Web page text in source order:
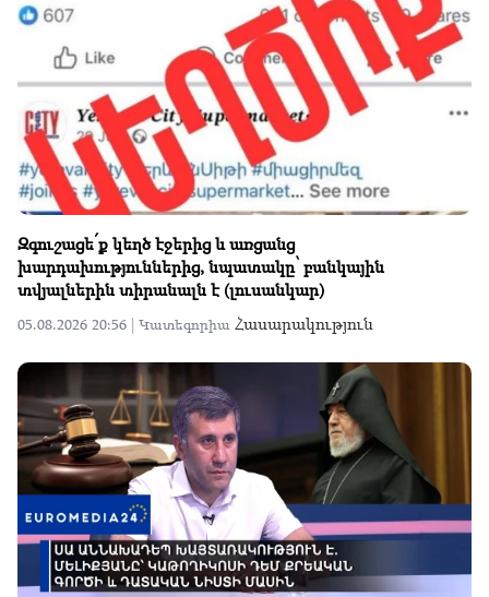
Զգուշացե՛ք կեղծ էջերից և առցանց
խարդախություններից, նպատակը՝ բանկային
տվյալներին տիրանալն է (լուսանկար)
05.08.2026 20:56 | Կատեգորիա Հասարակություն